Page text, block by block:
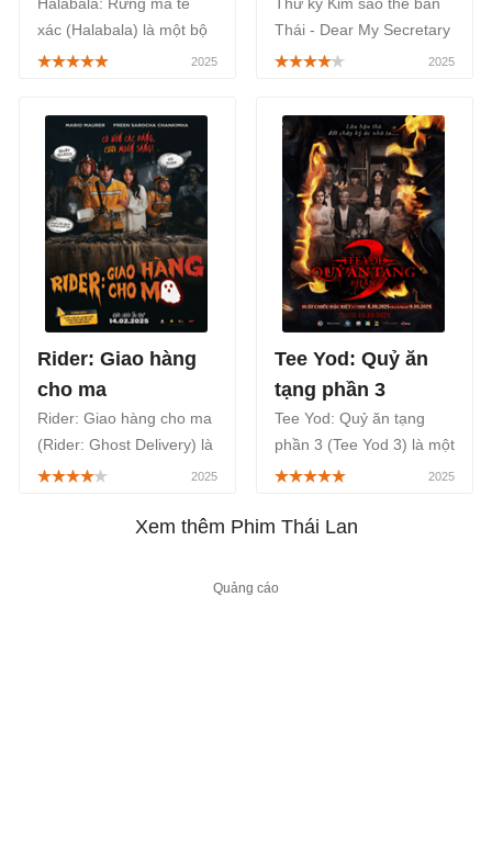
xác (Halabala) là một bộ
phim Thái Lan chiếu rạp
thuyết bộ tộc Batow, cùng
cảnh rừng thật đầy ám
ảnh, được công chiếu từ
ngày 27/06/2025.
Thái - Dear My Secretary
là một bộ phim Thái Lan
phim cùng tên nổi tiếng
của Hàn Quốc, sẽ phát
sóng trên FPT Play, từ
ngày 24/01/2025.
Rider: Giao hàng
cho ma
Rider: Giao hàng cho ma
(Rider: Ghost Delivery) là
một bộ phim chiếu rạp
kinh dị kết hợp hài hước,
Tee Yod: Quỷ ăn
tạng phần 3
Tee Yod: Quỷ ăn tạng
phần 3 (Tee Yod 3) là một
bộ phim kinh dị Thái Lan
Narit Yuvaboon, tiếp nối
Xem thêm Phim Thái Lan